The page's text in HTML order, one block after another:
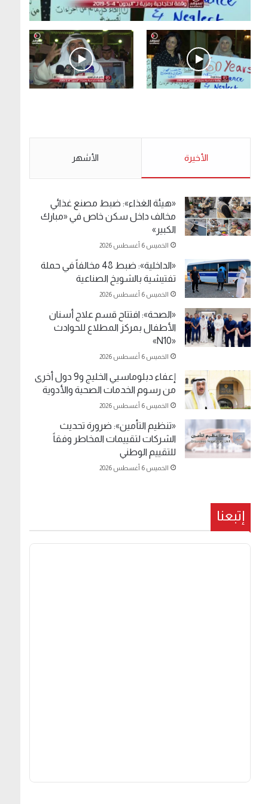
.وقفة احتجاجية رمزية لـ”#البدون” في ساحة الإرادة
الأحد 5 مايو 2019
مخدرات يعني ولا خمر؟!.
الأخيرة الأشهر
«هيئة الغذاء»: ضبط مصنع غذائي
مخالف داخل سكن خاص في «مبارك
الكبير»
الخميس 6 أغسطس 2026
«الداخلية»: ضبط 48 مخالفاً في حملة
تفتيشية بالشويخ الصناعية
الخميس 6 أغسطس 2026
«الصحة»: افتتاح قسم علاج أسنان
الأطفال بمركز المطلاع للحوادث
«N10»
الخميس 6 أغسطس 2026
إعفاء دبلوماسيي الخليج و9 دول أخرى
من رسوم الخدمات الصحية والأدوية
الخميس 6 أغسطس 2026
«تنظيم التأمين»: ضرورة تحديث
الشركات لتقييمات المخاطر وفقاً
للتقييم الوطني
الخميس 6 أغسطس 2026
إتبعنا